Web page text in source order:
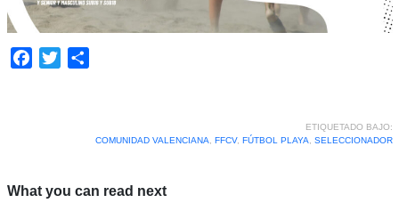
Facebook
Twitter
ETIQUETADO BAJO:
COMUNIDAD VALENCIANA
FFCV, FÚTBOL PLAYA SELECCIONADOR
What you can read next